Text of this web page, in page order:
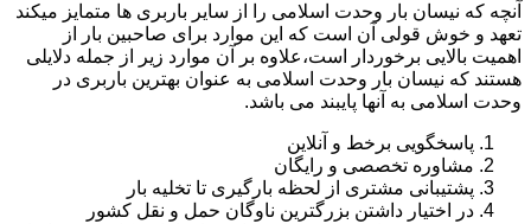
آنچه که نیسان بار وحدت اسلامی را از سایر باربری ها متمایز میکند
تعهد و خوش قولی آن است که این موارد برای صاحبین بار از
اهمیت بالایی برخوردار است،علاوه بر آن موارد زیر از جمله دلایلی
هستند که نیسان بار وحدت اسلامی به عنوان بهترین باربری در
وحدت اسلامی به آنها پایبند می باشد.
پاسخگویی برخط و آنلاین
مشاوره تخصصی و رایگان
پشتیبانی مشتری از لحظه بارگیری تا تخلیه بار
در اختیار داشتن بزرگترین ناوگان حمل و نقل کشور